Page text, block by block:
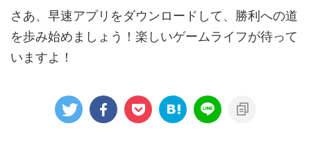
さあ、早速アプリをダウンロードして、勝利への道
を歩み始めましょう！楽しいゲームライフが待って
いますよ！